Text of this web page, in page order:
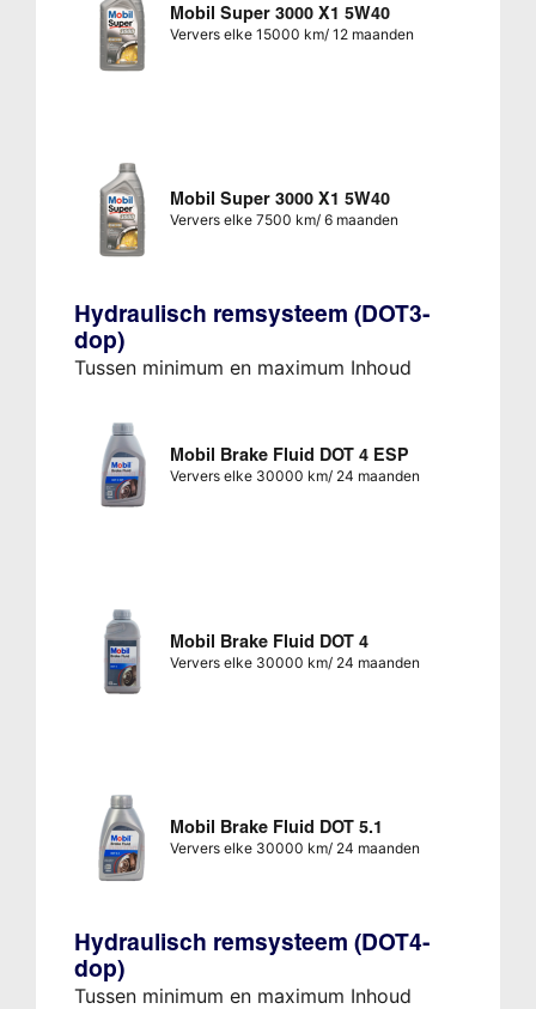
Mobil Super 3000 X1 5W40
Ververs elke 15000 km/ 12 maanden
Mobil Super 3000 X1 5W40
Ververs elke 7500 km/ 6 maanden
Hydraulisch remsysteem (DOT3-
dop)
Tussen minimum en maximum Inhoud
Mobil Brake Fluid DOT 4 ESP
Ververs elke 30000 km/ 24 maanden
Mobil Brake Fluid DOT 4
Ververs elke 30000 km/ 24 maanden
Mobil Brake Fluid DOT 5.1
Ververs elke 30000 km/ 24 maanden
Hydraulisch remsysteem (DOT4-
dop)
Tussen minimum en maximum Inhoud